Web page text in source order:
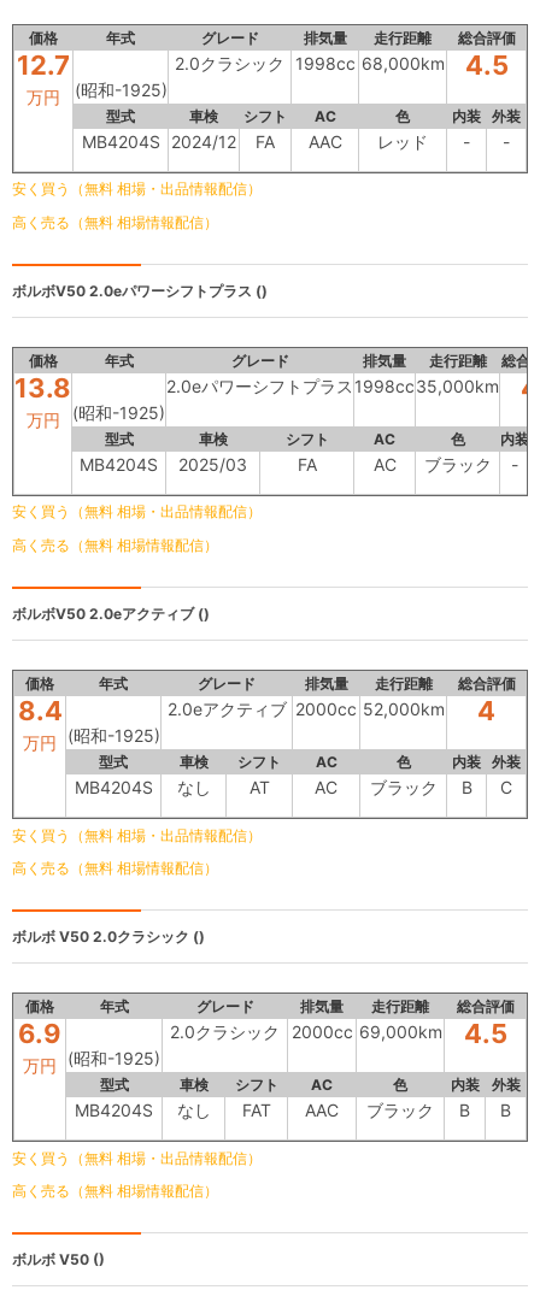
価格 年式 グレード 排気量 走行距離 総合評価
12.7
万円 (昭和-1925)
2.0クラシック 1998cc 68,000km 4.5
型式 車検 シフト AC 色 内装 外装
MB4204S 2024/12 FA AAC レッド - -
安く買う（無料 相場・出品情報配信）
高く売る（無料 相場情報配信）
ボルボV50 2.0eパワーシフトプラス ()
価格 年式 グレード 排気量 走行距離 総合
13.8
万円 (昭和-1925)
2.0eパワーシフトプラス 1998cc35,000km 4
型式 車検 シフト AC 色 内装
MB4204S 2025/03 FA AC ブラック -
安く買う（無料 相場・出品情報配信）
高く売る（無料 相場情報配信）
ボルボV50 2.0eアクティブ ()
価格 年式 グレード 排気量 走行距離 総合評価
8.4
万円 (昭和-1925)
2.0eアクティブ 2000cc 52,000km 4
型式 車検 シフト AC 色 内装 外装
MB4204S なし AT AC ブラック B C
安く買う（無料 相場・出品情報配信）
高く売る（無料 相場情報配信）
ボルボ V50 2.0クラシック ()
価格 年式 グレード 排気量 走行距離 総合評価
6.9
万円 (昭和-1925)
2.0クラシック 2000cc 69,000km 4.5
型式 車検 シフト AC 色 内装 外装
MB4204S なし FAT AAC ブラック B B
安く買う（無料 相場・出品情報配信）
高く売る（無料 相場情報配信）
ボルボ V50 ()